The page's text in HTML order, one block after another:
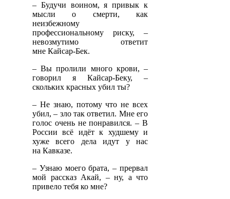
– Будучи воином, я привык к
мысли о смерти, как
неизбежному
профессиональному риску, –
невозмутимо ответит
мне Кайсар-Бек.
– Вы пролили много крови, –
говорил я Кайсар-Беку, –
скольких красных убил ты?
– Не знаю, потому что не всех
убил, – зло так ответил. Мне его
голос очень не понравился. – В
России всё идёт к худшему и
хуже всего дела идут у нас
на Кавказе.
– Узнаю моего брата, – прервал
мой рассказ Акай, – ну, а что
привело тебя ко мне?